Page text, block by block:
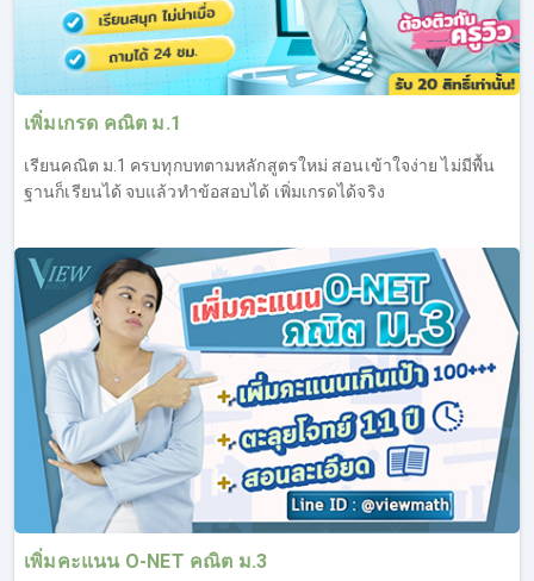
เพิ่มเกรด คณิต ม.1
เรียนคณิต ม.1 ครบทุกบทตามหลักสูตรใหม่ สอนเข้าใจง่าย ไม่มีพื้น
ฐานก็เรียนได้ จบแล้วทำข้อสอบได้ เพิ่มเกรดได้จริง
เพิ่มคะแนน O-NET คณิต ม.3